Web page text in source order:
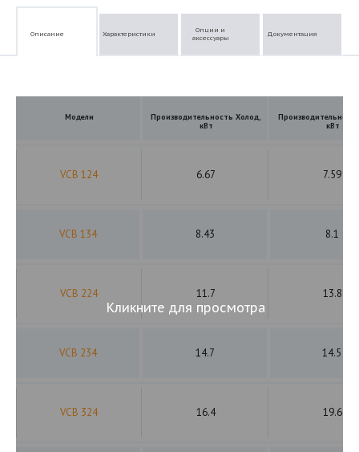
Описание Характеристики
Опции и
аксессуары
Документация
Модели
Производительность Холод,
кВт
кВт
VCB 124 6.67 7.59
VCB 134 8.43 8.1
VCB 224 11.7 13.8
VCB 234 14.7 14.5
VCB 324 16.4 19.6
Кликните для просмотра